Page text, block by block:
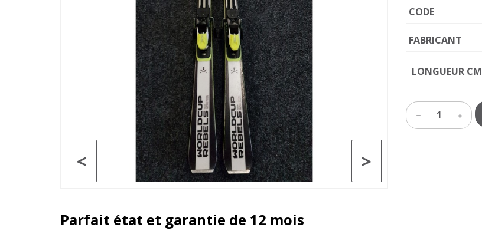
>
<
CODE
FABRICANT
LONGUEUR CM
1
Parfait état et garantie de 12 mois